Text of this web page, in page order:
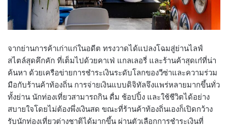
จากย่านการค้าเก่าแก่ในอดีต ทรงวาดได้แปลงโฉมสู่ย่านไลฟ์
สไตล์สุดคึกคัก ที่เต็มไปด้วยคาเฟ่ แกลเลอรี่ และร้านค้าสุดเก๋ที่น่า
ค้นหา ด้วยเครือข่ายการชำระเงินระดับโลกของวีซ่าและความร่วม
มือกับร้านค้าท้องถิ่น การจ่ายเงินแบบดิจิทัลจึงแพร่หลายมากขึ้นทั่ว
ทั้งย่าน นักท่องเที่ยวสามารถกิน ดื่ม ช้อปปิ้ง และใช้ชีวิตได้อย่าง
สบายใจโดยไม่ต้องพึ่งเงินสด ขณะที่ร้านค้าท้องถิ่นเองก็เปิดกว้าง
รับนักท่องเที่ยวต่างชาติได้มากขึ้น ผ่านตัวเลือกการชำระเงินที่